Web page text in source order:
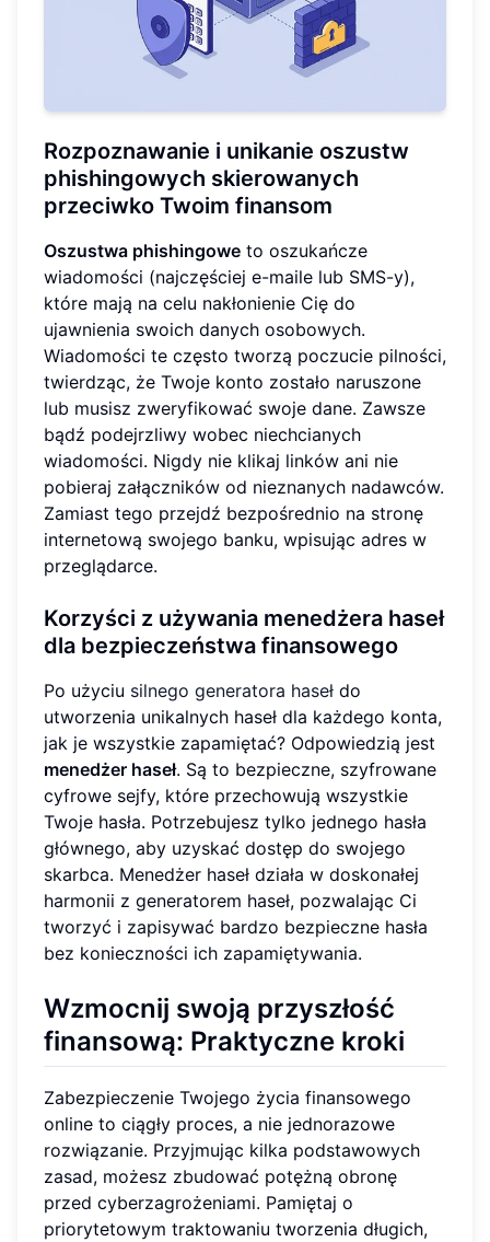
Rozpoznawanie i unikanie oszustw
phishingowych skierowanych
przeciwko Twoim finansom
Oszustwa phishingowe to oszukańcze
wiadomości (najczęściej e-maile lub SMS-y),
które mają na celu nakłonienie Cię do
ujawnienia swoich danych osobowych.
Wiadomości te często tworzą poczucie pilności,
twierdząc, że Twoje konto zostało naruszone
lub musisz zweryfikować swoje dane. Zawsze
bądź podejrzliwy wobec niechcianych
wiadomości. Nigdy nie klikaj linków ani nie
pobieraj załączników od nieznanych nadawców.
Zamiast tego przejdź bezpośrednio na stronę
internetową swojego banku, wpisując adres w
przeglądarce.
Korzyści z używania menedżera haseł
dla bezpieczeństwa finansowego
Po użyciu silnego generatora haseł do
utworzenia unikalnych haseł dla każdego konta,
jak je wszystkie zapamiętać? Odpowiedzią jest
menedżer haseł. Są to bezpieczne, szyfrowane
cyfrowe sejfy, które przechowują wszystkie
Twoje hasła. Potrzebujesz tylko jednego hasła
głównego, aby uzyskać dostęp do swojego
skarbca. Menedżer haseł działa w doskonałej
harmonii z generatorem haseł, pozwalając Ci
tworzyć i zapisywać bardzo bezpieczne hasła
bez konieczności ich zapamiętywania.
Wzmocnij swoją przyszłość
finansową: Praktyczne kroki
Zabezpieczenie Twojego życia finansowego
online to ciągły proces, a nie jednorazowe
rozwiązanie. Przyjmując kilka podstawowych
zasad, możesz zbudować potężną obronę
przed cyberzagrożeniami. Pamiętaj o
priorytetowym traktowaniu tworzenia długich,